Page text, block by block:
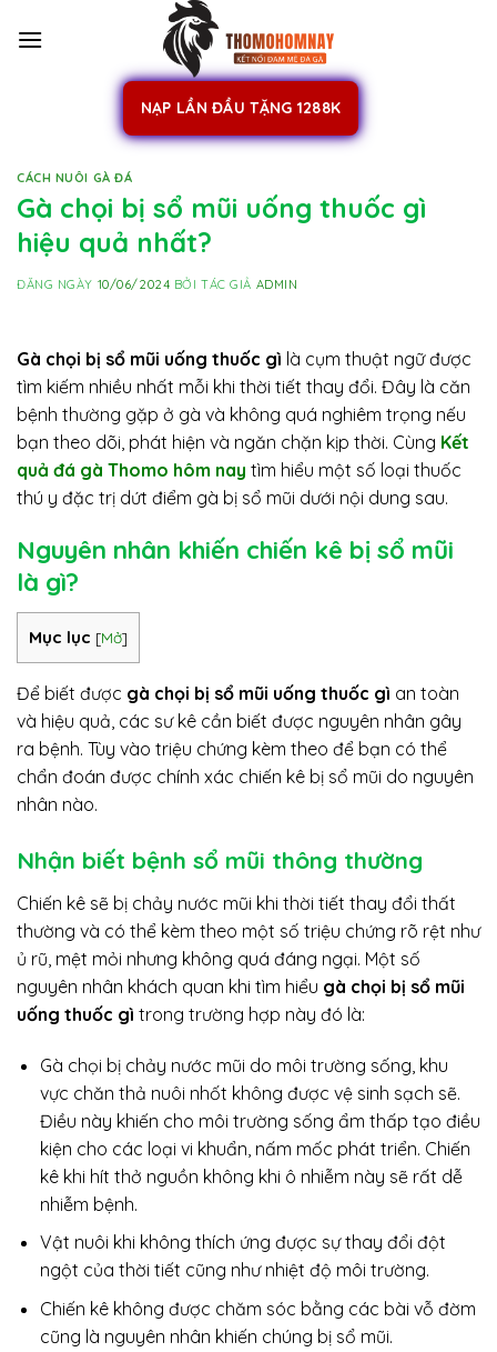
NẠP LẦN ĐẦU TẶNG 1288K
CÁCH NUÔI GÀ ĐÁ
Gà chọi bị sổ mũi uống thuốc gì
hiệu quả nhất?
ĐĂNG NGÀY 10/06/2024 BỞI TÁC GIẢ ADMIN
Gà chọi bị sổ mũi uống thuốc gì là cụm thuật ngữ được
tìm kiếm nhiều nhất mỗi khi thời tiết thay đổi. Đây là căn
bệnh thường gặp ở gà và không quá nghiêm trọng nếu
bạn theo dõi, phát hiện và ngăn chặn kịp thời. Cùng Kết
quả đá gà Thomo hôm nay tìm hiểu một số loại thuốc
thú y đặc trị dứt điểm gà bị sổ mũi dưới nội dung sau.
Nguyên nhân khiến chiến kê bị sổ mũi
là gì?
Mục lục [Mở]
Để biết được gà chọi bị sổ mũi uống thuốc gì an toàn
và hiệu quả, các sư kê cần biết được nguyên nhân gây
ra bệnh. Tùy vào triệu chứng kèm theo để bạn có thể
chẩn đoán được chính xác chiến kê bị sổ mũi do nguyên
nhân nào.
Nhận biết bệnh sổ mũi thông thường
Chiến kê sẽ bị chảy nước mũi khi thời tiết thay đổi thất
thường và có thể kèm theo một số triệu chứng rõ rệt như
ủ rũ, mệt mỏi nhưng không quá đáng ngại. Một số
nguyên nhân khách quan khi tìm hiểu gà chọi bị sổ mũi
uống thuốc gì trong trường hợp này đó là:
Gà chọi bị chảy nước mũi do môi trường sống, khu
vực chăn thả nuôi nhốt không được vệ sinh sạch sẽ.
Điều này khiến cho môi trường sống ẩm thấp tạo điều
kiện cho các loại vi khuẩn, nấm mốc phát triển. Chiến
kê khi hít thở nguồn không khi ô nhiễm này sẽ rất dễ
nhiễm bệnh.
Vật nuôi khi không thích ứng được sự thay đổi đột
ngột của thời tiết cũng như nhiệt độ môi trường.
Chiến kê không được chăm sóc bằng các bài vỗ đờm
cũng là nguyên nhân khiến chúng bị sổ mũi.